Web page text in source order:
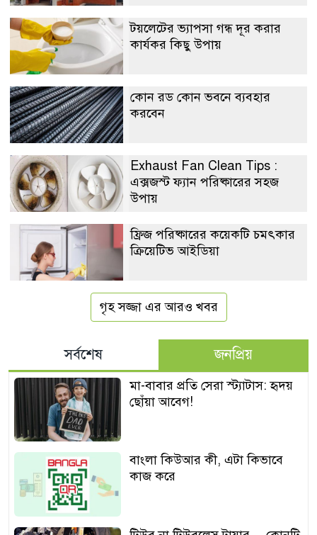
টয়লেটের ভ্যাপসা গন্ধ দূর করার
কার্যকর কিছু উপায়
কোন রড কোন ভবনে ব্যবহার
করবেন
Exhaust Fan Clean Tips :
এক্সজস্ট ফ্যান পরিষ্কারের সহজ
উপায়
ফ্রিজ পরিষ্কারের কয়েকটি চমৎকার
ক্রিয়েটিভ আইডিয়া
গৃহ সজ্জা এর আরও খবর
সর্বশেষ জনপ্রিয়
মা-বাবার প্রতি সেরা স্ট্যাটাস: হৃদয়
ছোঁয়া আবেগ!
বাংলা কিউআর কী, এটা কিভাবে
কাজ করে